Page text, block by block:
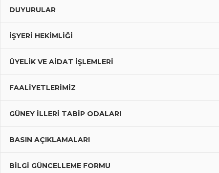
DUYURULAR
İŞYERİ HEKİMLİĞİ
ÜYELIK VE AIDAT İŞLEMLERI
FAALIYETLERIMIZ
GÜNEY İLLERI TABIP ODALARI
BASIN AÇIKLAMALARI
BILGI GÜNCELLEME FORMU